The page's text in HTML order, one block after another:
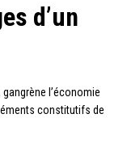
d’un
l’économie
constitutifs de